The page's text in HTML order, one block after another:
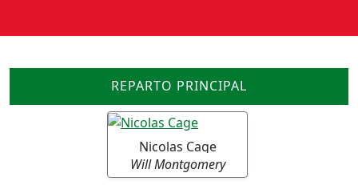
REPARTO PRINCIPAL
Nicolas Cage
Will Montgomery